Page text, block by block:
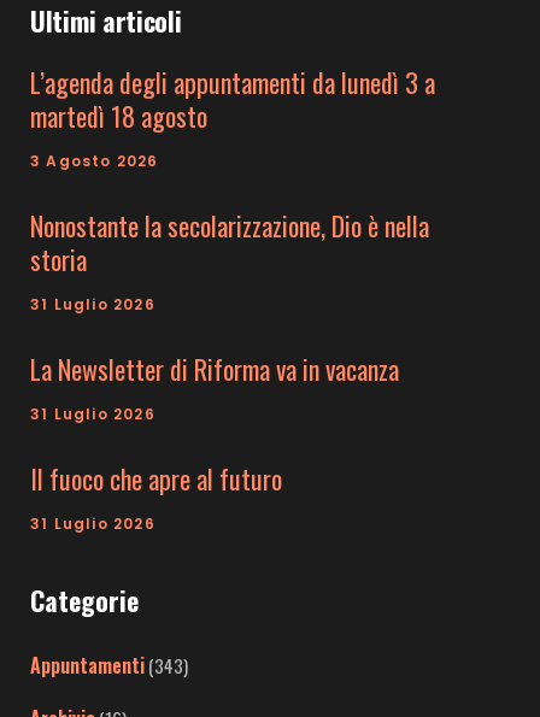
Ultimi articoli
L’agenda degli appuntamenti da lunedì 3 a
martedì 18 agosto
3 Agosto 2026
Nonostante la secolarizzazione, Dio è nella
storia
31 Luglio 2026
La Newsletter di Riforma va in vacanza
31 Luglio 2026
Il fuoco che apre al futuro
31 Luglio 2026
Categorie
Appuntamenti(343)